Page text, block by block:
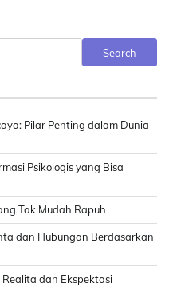
Search
Pilar Penting dalam Dunia
Psikologis yang Bisa
Tak Mudah Rapuh
dan Hubungan Berdasarkan
dan Ekspektasi